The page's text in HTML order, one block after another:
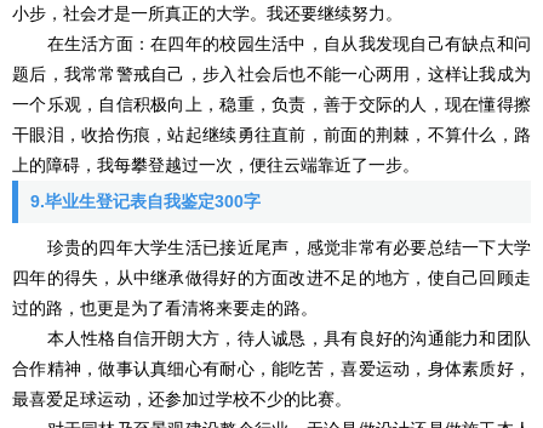
小步，社会才是一所真正的大学。我还要继续努力。
在生活方面：在四年的校园生活中，自从我发现自己有缺点和问
题后，我常常警戒自己，步入社会后也不能一心两用，这样让我成为
一个乐观，自信积极向上，稳重，负责，善于交际的人，现在懂得擦
干眼泪，收拾伤痕，站起继续勇往直前，前面的荆棘，不算什么，路
上的障碍，我每攀登越过一次，便往云端靠近了一步。
9.毕业生登记表自我鉴定300字
珍贵的四年大学生活已接近尾声，感觉非常有必要总结一下大学
四年的得失，从中继承做得好的方面改进不足的地方，使自己回顾走
过的路，也更是为了看清将来要走的路。
本人性格自信开朗大方，待人诚恳，具有良好的沟通能力和团队
合作精神，做事认真细心有耐心，能吃苦，喜爱运动，身体素质好，
最喜爱足球运动，还参加过学校不少的比赛。